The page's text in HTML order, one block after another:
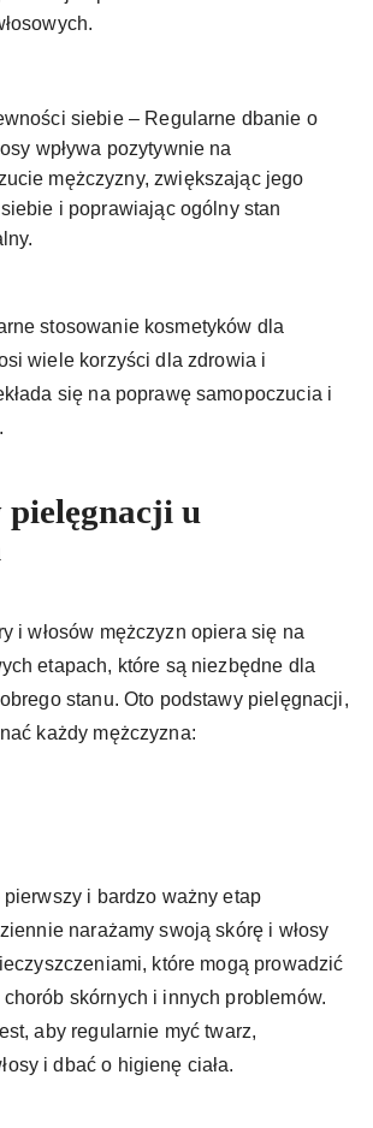
siebie – Regularne dbanie o
wpływa pozytywnie na
mężczyzny, zwiększając jego
i poprawiając ogólny stan
stosowanie kosmetyków dla
wiele korzyści dla zdrowia i
się na poprawę samopoczucia i
pielęgnacji u
i włosów mężczyzn opiera się na
etapach, które są niezbędne dla
stanu. Oto podstawy pielęgnacji,
każdy mężczyzna:
i bardzo ważny etap
narażamy swoją skórę i włosy
które mogą prowadzić
skórnych i innych problemów.
aby regularnie myć twarz,
i dbać o higienę ciała.